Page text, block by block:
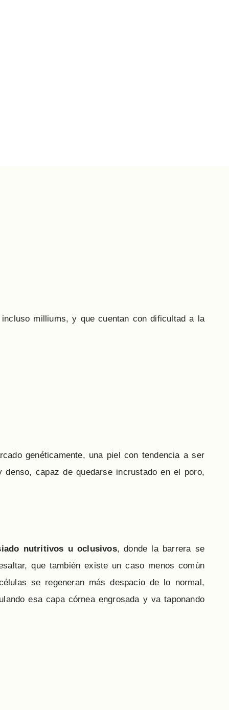
milliums, y que cuentan con dificultad a la
genéticamente, una piel con tendencia a ser
capaz de quedarse incrustado en el poro,
nutritivos u oclusivos, donde la barrera se
que también existe un caso menos común
se regeneran más despacio de lo normal,
esa capa córnea engrosada y va taponando